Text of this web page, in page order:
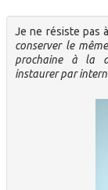
Je ne résiste pas
conserver le
prochaine à la
instaurer par